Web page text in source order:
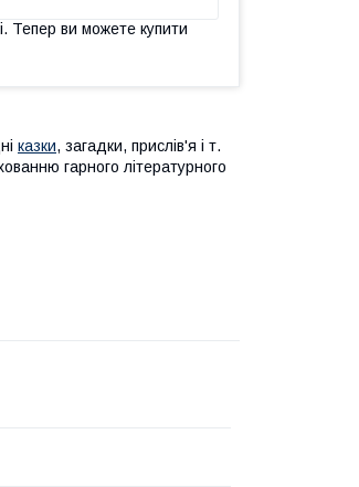
Тепер ви можете купити
казки, загадки, прислів'я і т.
гарного літературного